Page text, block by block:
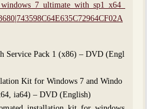
Service Pack 1 (x86) – DVD (Engl
Kit for Windows 7 and Windo
ia64) – DVD (English)